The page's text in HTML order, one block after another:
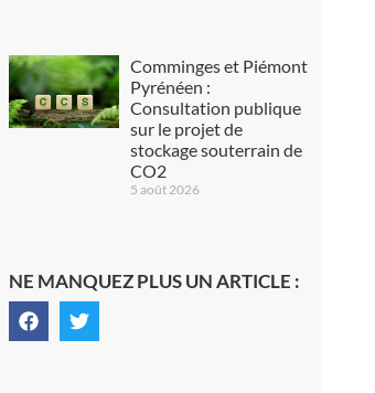
Comminges et Piémont
Pyrénéen :
Consultation publique
sur le projet de
stockage souterrain de
CO2
5 août 2026
NE MANQUEZ PLUS UN ARTICLE :